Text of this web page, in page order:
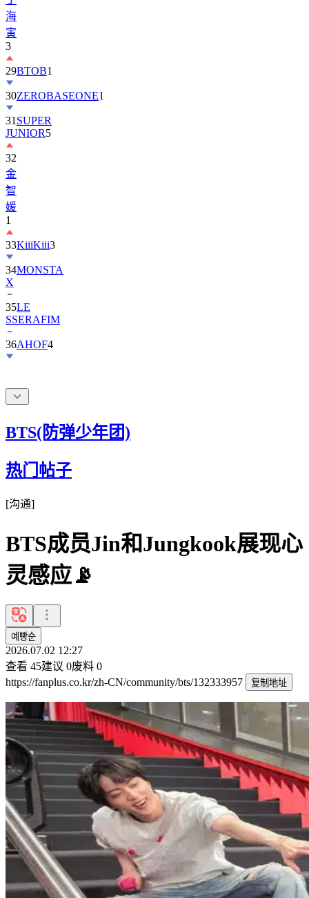
寅
3
29
30ZEROBASEONE
31SUPER
JUNIOR
32
金
智
媛
1
33
34MONSTA
X
35
SSERAFIM
36AHOF4
BTS(防弹少年团)
热门帖子
[沟通]
BTS成员Jin和Jungkook展现心
灵感应📡
예빵순
2026.07.02 12:27
查看 45建议 0废料 0
https://fanplus.co.kr/zh-CN/community/bts/132333957
复制地址